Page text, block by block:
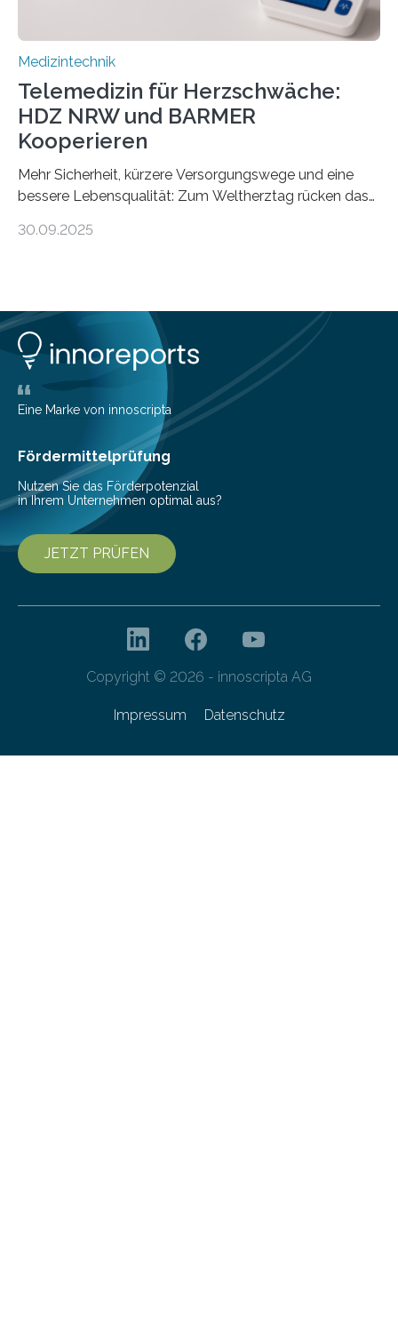
Medizintechnik
Telemedizin für Herzschwäche:
HDZ NRW und BARMER
Kooperieren
Mehr Sicherheit, kürzere Versorgungswege und eine
bessere Lebensqualität: Zum Weltherztag rücken das
Oeynhausen, und die BARMER die Bedürfnisse von
Rund vier Millionen Menschen in Deutschland leiden an
behandlungsbedürftiger Herzschwäche
(Herzinsuffizienz). Als chronische und fortschreitende
Herzerkrankung ist diese mit einer zunehmenden
Beeinträchtigung der Lebensqualität und besonders in
höherem Lebensalter mit vielen
Krankenhausaufenthalten verbunden. „Mit Hilfe digitaler
Technologien…
30.09.2025
Eine Marke von innoscripta
Fördermittelprüfung
Nutzen Sie das Förderpotenzial
in Ihrem Unternehmen optimal aus?
JETZT PRÜFEN
Copyright © 2026 - innoscripta AG
Impressum Datenschutz